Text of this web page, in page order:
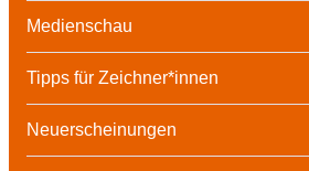
Medienschau
Tipps für Zeichner*innen
Neuerscheinungen